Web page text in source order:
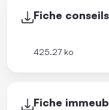
Fiche conseils
425.27 ko
Fiche